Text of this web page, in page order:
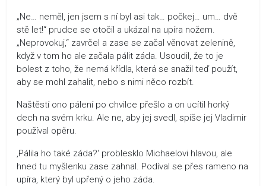
„Ne… neměl, jen jsem s ní byl asi tak… počkej… um… dvě
stě let!“ prudce se otočil a ukázal na upíra nožem.
„Neprovokuj,“ zavrčel a zase se začal věnovat zelenině,
když v tom ho ale začala pálit záda. Usoudil, že to je
bolest z toho, že nemá křídla, která se snažil teď použít,
aby se mohl zahalit, nebo s nimi něco rozbít.
Naštěstí ono pálení po chvilce přešlo a on ucítil horký
dech na svém krku. Ale ne, aby jej svedl, spíše jej Vladimir
používal opěru.
‚Pálila ho také záda?‘ problesklo Michaelovi hlavou, ale
hned tu myšlenku zase zahnal. Podíval se přes rameno na
upíra, který byl upřený o jeho záda.